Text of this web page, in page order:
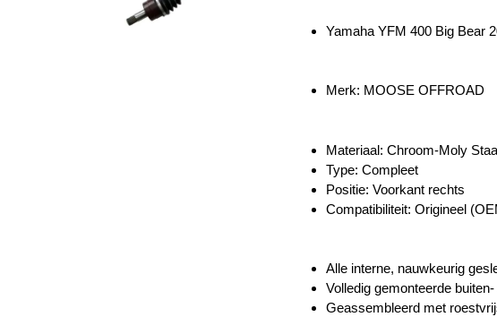
Yamaha YFM 400 Big Bear
Merk: MOOSE OFFROAD
Materiaal: Chroom-Moly
Type: Compleet
Positie: Voorkant rechts
Compatibiliteit: Origineel
Alle interne, nauwkeurig
Volledig gemonteerde
Geassembleerd met